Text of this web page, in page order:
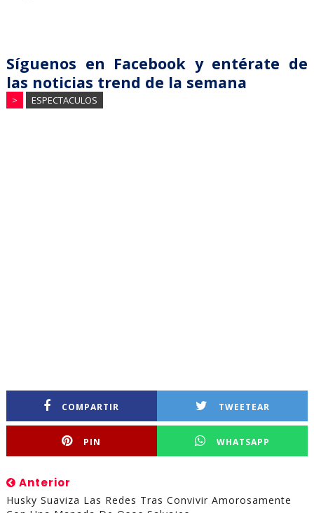
Síguenos en Facebook y entérate de
las noticias trend de la semana
> ESPECTACULOS
COMPARTIR TWEETEAR
PIN WHATSAPP
Anterior
Husky Suaviza Las Redes Tras Convivir Amorosamente